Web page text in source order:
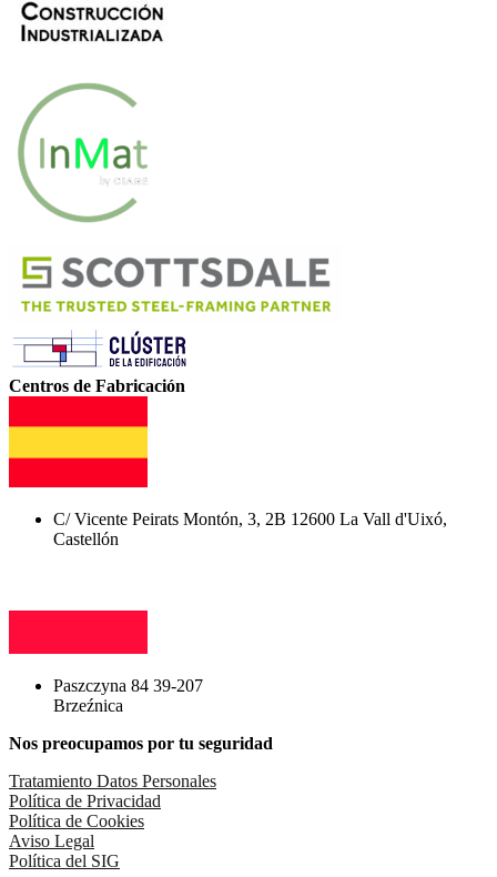
Centros de Fabricación
C/ Vicente Peirats Montón, 3, 2B 12600 La Vall d'Uixó,
Castellón
Paszczyna 84 39-207
Brzeźnica
Nos preocupamos por tu seguridad
Tratamiento Datos Personales
Política de Privacidad
Política de Cookies
Aviso Legal
Política del SIG